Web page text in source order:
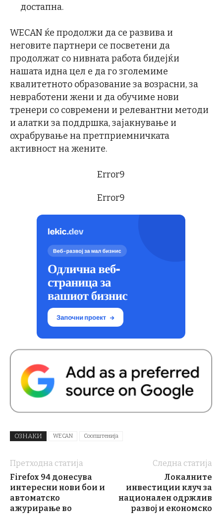
достапна.
WECAN ќе продолжи да се развива и
неговите партнери се посветени да
продолжат со нивната работа бидејќи
нашата идна цел е да го зголемиме
квалитетното образование за возрасни, за
невработени жени и да обучиме нови
тренери со современи и релевантни методи
и алатки за поддршка, зајакнување и
охрабрување на претприемничката
активност на жените.
Error9
Error9
ОЗНАКИ WECAN Соопштенија
Претходна статија
Firefox 94 донесува
интересни нови бои и
автоматско
ажурирање во
Следна статија
Локалните
инвестиции клуч за
национален одржлив
развој и економско